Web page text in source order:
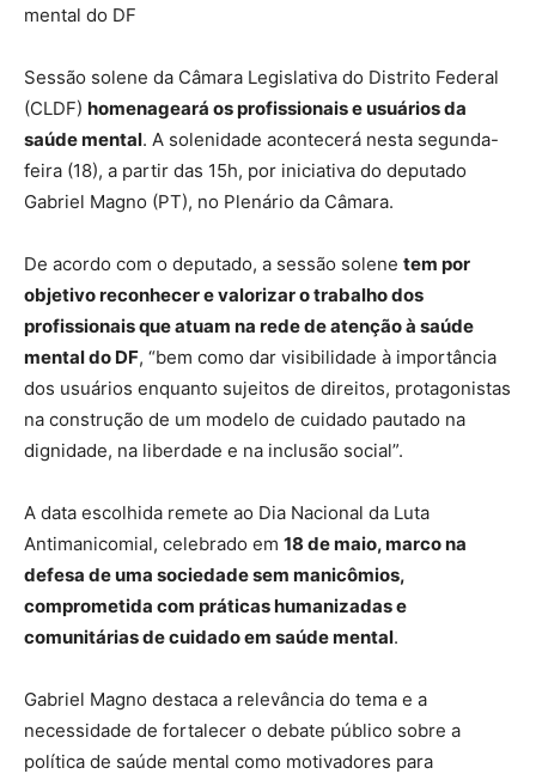
mental do DF
Sessão solene da Câmara Legislativa do Distrito Federal
(CLDF) homenageará os profissionais e usuários da
saúde mental. A solenidade acontecerá nesta segunda-
feira (18), a partir das 15h, por iniciativa do deputado
Gabriel Magno (PT), no Plenário da Câmara.
De acordo com o deputado, a sessão solene tem por
objetivo reconhecer e valorizar o trabalho dos
profissionais que atuam na rede de atenção à saúde
mental do DF, “bem como dar visibilidade à importância
dos usuários enquanto sujeitos de direitos, protagonistas
na construção de um modelo de cuidado pautado na
dignidade, na liberdade e na inclusão social”.
A data escolhida remete ao Dia Nacional da Luta
Antimanicomial, celebrado em 18 de maio, marco na
defesa de uma sociedade sem manicômios,
comprometida com práticas humanizadas e
comunitárias de cuidado em saúde mental.
Gabriel Magno destaca a relevância do tema e a
necessidade de fortalecer o debate público sobre a
política de saúde mental como motivadores para